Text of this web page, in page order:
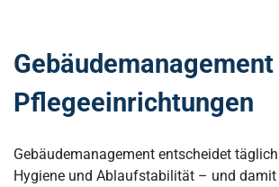
Pflegeeinrichtungen
Gebäudemanagement entscheidet
Hygiene und Ablaufstabilität – und damit